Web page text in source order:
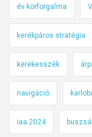
év körforgalma
kerékpáros stratégia
kerekesszék
navigáció
iaa 2024